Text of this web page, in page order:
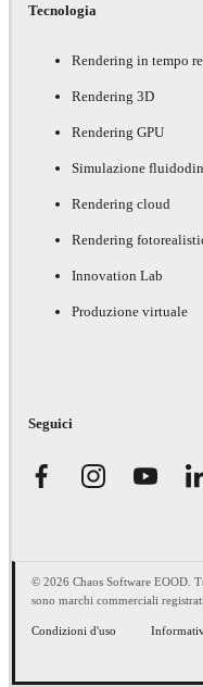
Tecnologia
Rendering in tempo
Rendering 3D
Rendering GPU
Simulazione
Rendering cloud
Rendering
Innovation Lab
Produzione virtuale
Seguici
© 2026 Chaos Software EOOD.
sono marchi commerciali
Condizioni d'uso